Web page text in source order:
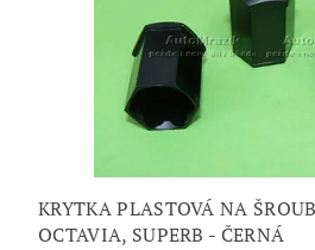
KRYTKA PLASTOVÁ NA
OCTAVIA, SUPERB - ČERNÁ